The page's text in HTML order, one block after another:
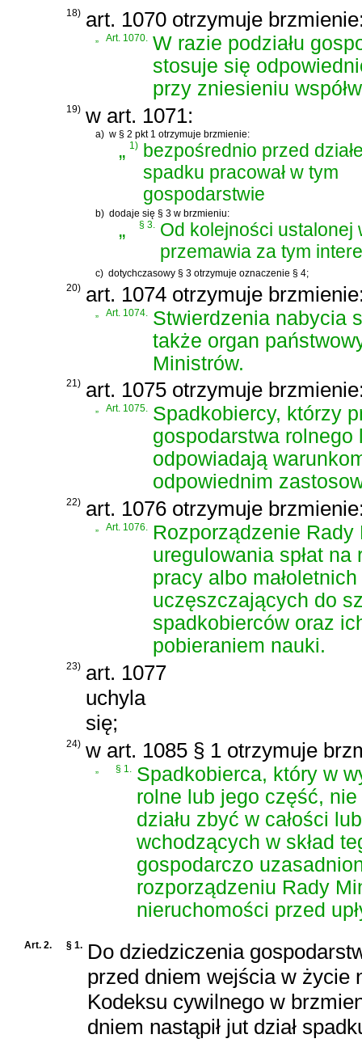
18) art. 1070 otrzymuje
„ Art. 1070. W razie podziału
stosuje się
przy zniesieniu
19) w art. 1071:
a) w § 2 pkt 1 otrzymuje brzmienie:
„1) bezpośrednio przed
spadku pracował w tym
gospodarstwie
b) dodaje się § 3 w brzmieniu:
„ § 3. Od kolejności ustalonej
przemawia za tym
c) dotychczasowy § 3 otrzymuje oznaczenie § 4;
20) art. 1074 otrzymuje
„ Art. 1074. Stwierdzenia nabycia
także organ
Ministrów.
21) art. 1075 otrzymuje
„ Art. 1075. Spadkobiercy, którzy
gospodarstwa rolnego
odpowiadają
odpowiednim
22) art. 1076 otrzymuje
„ Art. 1076. Rozporządzenie
uregulowania spłat
pracy albo
uczęszczających do
spadkobierców oraz
pobieraniem nauki.
23) art. 1077
uchyla
się;
24) w art. 1085 § 1 otrzymuje
„ § 1. Spadkobierca, który w
rolne lub jego część,
działu zbyć w całości
wchodzących w skład
gospodarczo
rozporządzeniu Rady
nieruchomości przed
Art. 2. § 1. Do dziedziczenia
przed dniem wejścia w życie
Kodeksu cywilnego w
dniem nastąpił jut dział